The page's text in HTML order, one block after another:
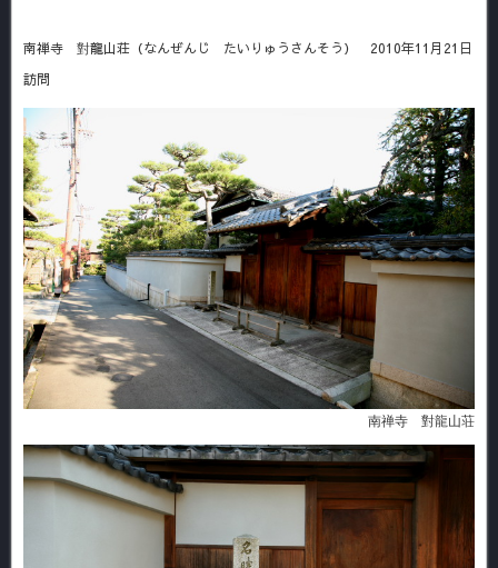
南禅寺 對龍山荘（なんぜんじ たいりゅうさんそう） 2010年11月21日
訪問
南禅寺 對龍山荘